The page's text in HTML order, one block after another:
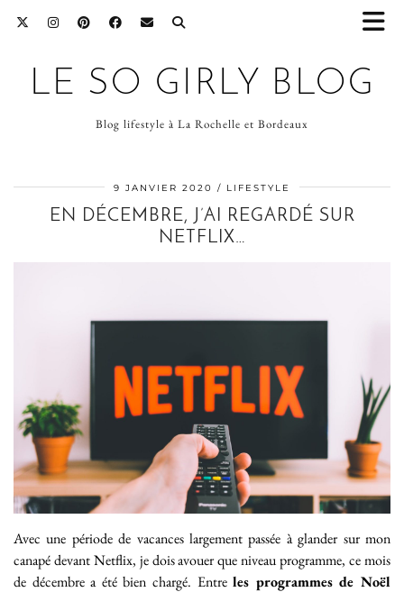
LE SO GIRLY BLOG
Blog lifestyle à La Rochelle et Bordeaux
9 JANVIER 2020 LIFESTYLE
EN DÉCEMBRE, J’AI REGARDÉ SUR
NETFLIX…
Avec une période de vacances largement passée à glander sur mon
canapé devant Netflix, je dois avouer que niveau programme, ce mois
de décembre a été bien chargé. Entreles programmes de Noël